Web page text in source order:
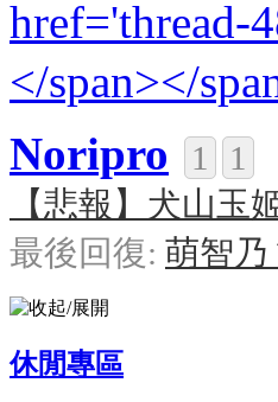
Noripro 1
1
【悲報】犬山玉
最後回復: 萌智乃
休閒專區